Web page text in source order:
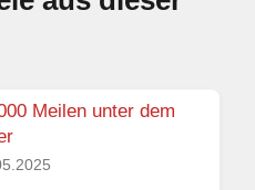
Meilen unter dem